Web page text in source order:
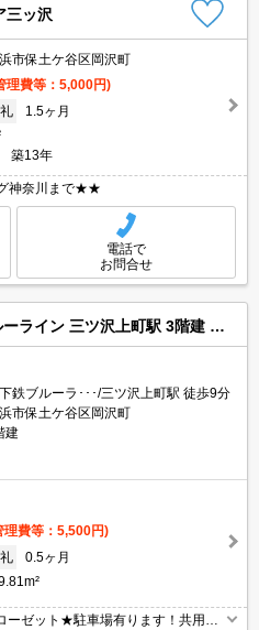
三ッ沢
市保土ケ谷区岡沢町
理費等：5,000円)
礼
1.5ヶ月
築13年
神奈川まで★★
電話で
お問合せ
イン 三ツ沢上町駅 3階建 築18年
鉄ブルーラ･･･/三ツ沢上町駅 徒歩9分
市保土ケ谷区岡沢町
建
理費等：5,500円)
礼
0.5ヶ月
ーゼット★駐車場有ります！共用部